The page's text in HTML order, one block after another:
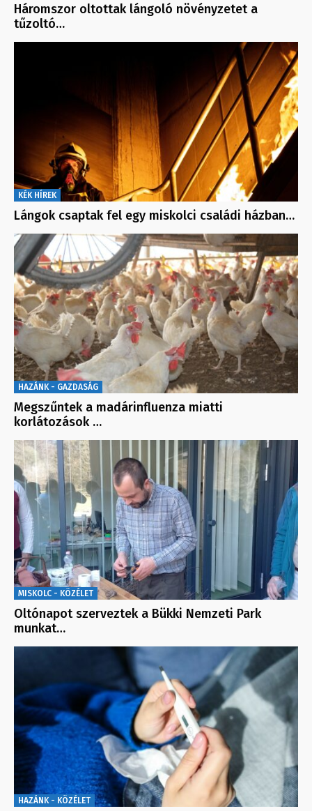
Háromszor oltottak lángoló növényzetet a
tűzoltó…
KÉK HÍREK
Lángok csaptak fel egy miskolci családi házban…
HAZÁNK - GAZDASÁG
Megszűntek a madárinfluenza miatti
korlátozások …
MISKOLC - KÖZÉLET
Oltónapot szerveztek a Bükki Nemzeti Park
munkat…
HAZÁNK - KÖZÉLET